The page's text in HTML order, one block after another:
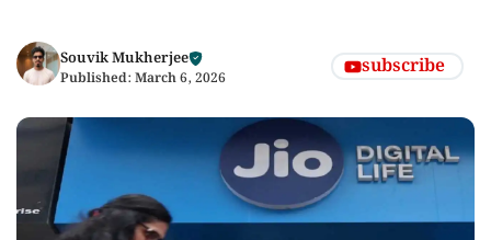
Souvik Mukherjee
Published: March 6, 2026 subscribe